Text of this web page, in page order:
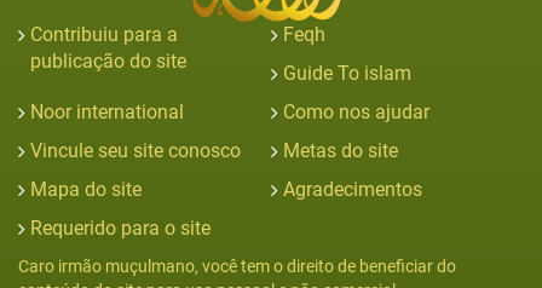
Contribuiu para a
publicação do site
Feqh
Guide To islam
Noor international
Como nos ajudar
Vincule seu site conosco
Metas do site
Mapa do site
Agradecimentos
Requerido para o site
Caro irmão muçulmano, você tem o direito de beneficiar do